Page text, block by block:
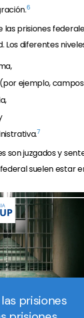
6
las prisiones
Los diferentes
ejemplo,
7
son juzgados y
suelen estar
prisiones